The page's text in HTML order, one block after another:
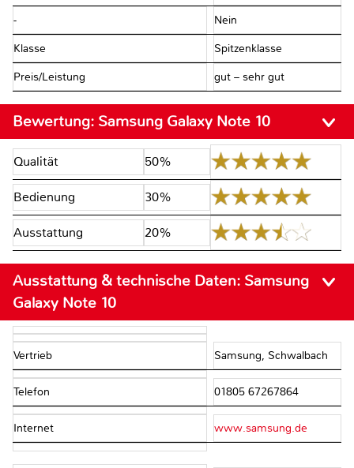
- Nein
Klasse Spitzenklasse
Preis/Leistung gut – sehr gut
Bewertung: Samsung Galaxy Note 10
Qualität 50%
Bedienung 30%
Ausstattung 20%
Ausstattung & technische Daten: Samsung
Galaxy Note 10
Vertrieb Samsung, Schwalbach
Telefon 01805 67267864
Internet www.samsung.de